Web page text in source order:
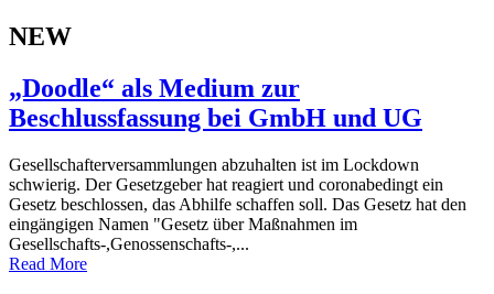
NEW
„Doodle“ als Medium zur
Beschlussfassung bei GmbH und UG
Gesellschafterversammlungen abzuhalten ist im Lockdown
schwierig. Der Gesetzgeber hat reagiert und coronabedingt ein
Gesetz beschlossen, das Abhilfe schaffen soll. Das Gesetz hat den
eingängigen Namen "Gesetz über Maßnahmen im
Gesellschafts-,Genossenschafts-,...
Read More